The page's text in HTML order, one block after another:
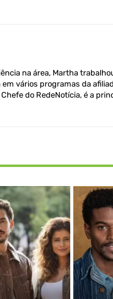
na área, Martha
vários programas da
do RedeNotícia, é a